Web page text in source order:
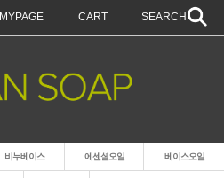
MYPAGE CART SEARCH
비누베이스 에센셜오일 베이스오일